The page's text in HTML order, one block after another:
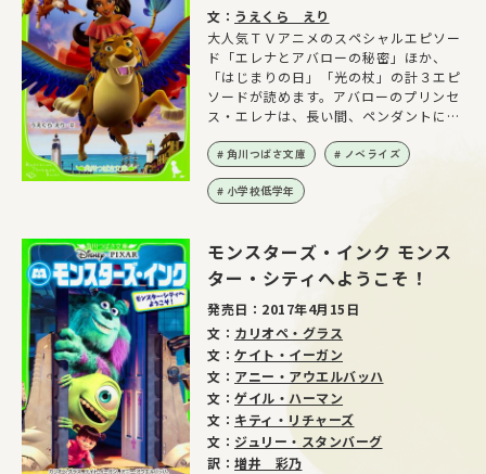
文： うえくら えり
大人気ＴＶアニメのスペシャルエピソー
ド「エレナとアバローの秘密」ほか、
「はじまりの日」「光の杖」の計３エピ
ソードが読めます。アバローのプリンセ
ス・エレナは、長い間、ペンダントにと
の国と家族をとりもどすため、わるい魔
女に立ち向かいます。勇かんなプリンセ
ス・エレナのものがたりがはじまりま
ャラクターたちも登場します！
角川つばさ文庫 ノベライズ
小学校低学年
モンスターズ・インク モンス
ター・シティへようこそ！
発売日： 2017年4月15日
文： カリオペ・グラス
文：ケイト・イーガン
文： アニー・アウエルバッハ
文：ゲイル・ハーマン
文： キティ・リチャーズ
文： ジュリー・スタンバーグ
訳：増井 彩乃